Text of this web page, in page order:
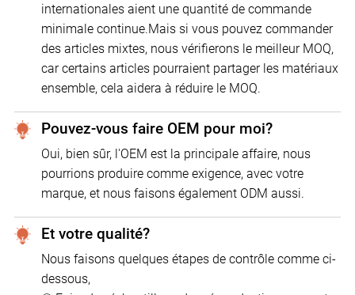
internationales aient une quantité de commande
minimale continue.Mais si vous pouvez commander
des articles mixtes, nous vérifierons le meilleur MOQ,
car certains articles pourraient partager les matériaux
ensemble, cela aidera à réduire le MOQ.
Pouvez-vous faire OEM pour moi?
Oui, bien sûr, l'OEM est la principale affaire, nous
pourrions produire comme exigence, avec votre
marque, et nous faisons également ODM aussi.
Et votre qualité?
Nous faisons quelques étapes de contrôle comme ci-
dessous,